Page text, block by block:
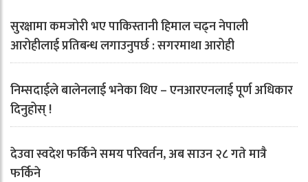
सुरक्षामा कमजोरी भए पाकिस्तानी हिमाल चढ्न नेपाली
आरोहीलाई प्रतिबन्ध लगाउनुपर्छ : सगरमाथा आरोही
निम्सदाईले बालेनलाई भनेका थिए – एनआरएनलाई पूर्ण अधिकार
दिनुहोस् !
देउवा स्वदेश फर्किने समय परिवर्तन, अब साउन २८ गते मात्रै
फर्किने